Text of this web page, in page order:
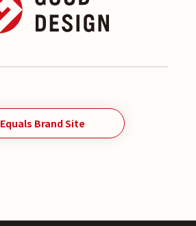
Equals Brand Site